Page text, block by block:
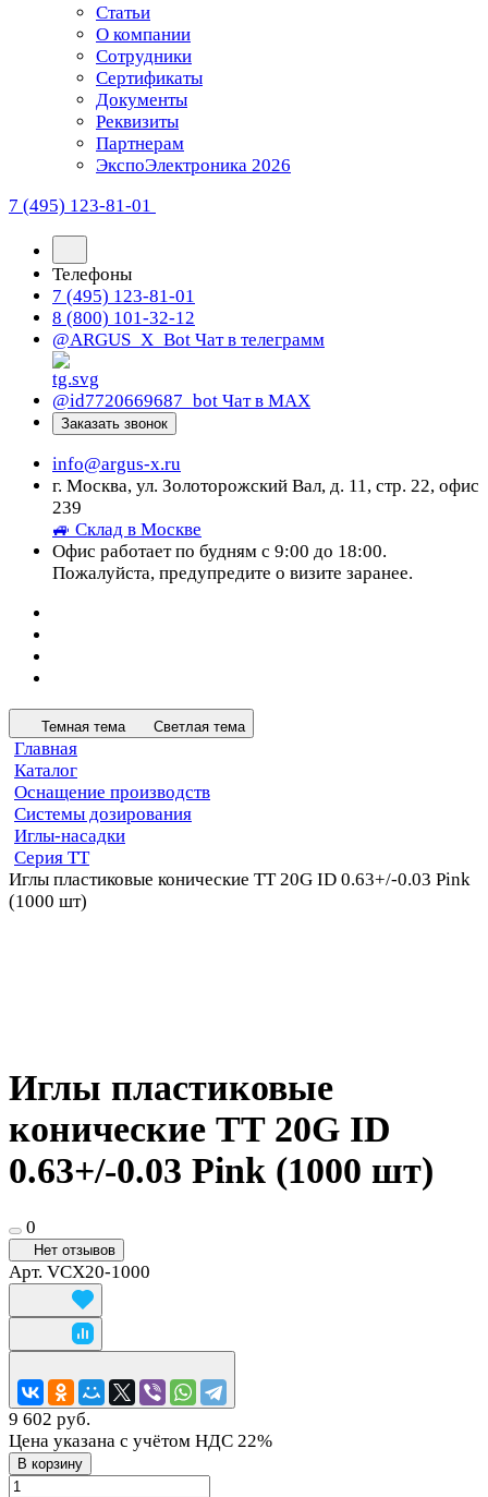
Статьи
О компании
Сотрудники
Сертификаты
Документы
Реквизиты
Партнерам
ЭкспоЭлектроника 2026
7 (495) 123-81-01
Телефоны
7 (495) 123-81-01
8 (800) 101-32-12
@ARGUS_X_Bot Чат в телеграмм
@id7720669687_bot Чат в МАХ
Заказать звонок
info@argus-x.ru
г. Москва, ул. Золоторожский Вал, д. 11, стр. 22, офис
239
🚙 Склад в Москве
Офис работает по будням с 9:00 до 18:00.
Пожалуйста, предупредите о визите заранее.
Темная тема Светлая тема
Главная
Каталог
Оснащение производств
Системы дозирования
Иглы-насадки
Серия ТТ
Иглы пластиковые конические TT 20G ID 0.63+/-0.03 Pink
(1000 шт)
Иглы пластиковые
конические TT 20G ID
0.63+/-0.03 Pink (1000 шт)
0
Нет отзывов
Арт. VCX20-1000
9 602 руб.
Цена указана с учётом НДС 22%
В корзину